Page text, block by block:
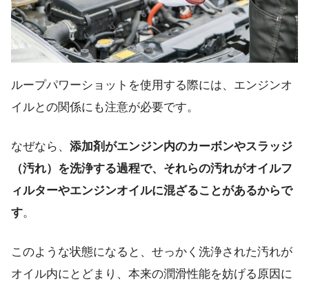
ループパワーショットを使用する際には、エンジンオ
イルとの関係にも注意が必要です。
なぜなら、 添加剤がエンジン内のカーボンやスラッジ
（汚れ）を洗浄する過程で、それらの汚れがオイルフ
ィルターやエンジンオイルに混ざることがあるからで
す。
このような状態になると、せっかく洗浄された汚れが
オイル内にとどまり、本来の潤滑性能を妨げる原因に